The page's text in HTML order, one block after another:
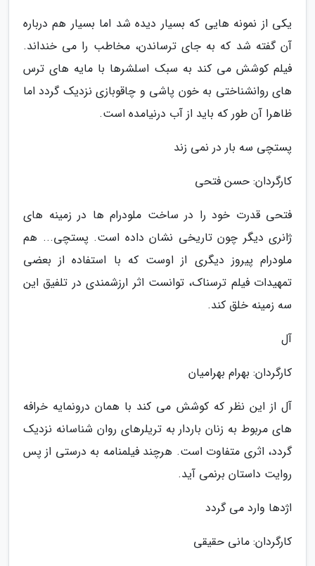
یکی از نمونه هایی که بسیار دیده شد اما بسیار هم درباره
آن گفته شد که به جای ترساندن، مخاطب را می خنداند.
فیلم کوشش می کند به سبک اسلشرها با مایه های ترس
های روانشناختی به خون پاشی و چاقوبازی نزدیک گردد اما
ظاهرا آن طور که باید از آب درنیامده است.
پستچی سه بار در نمی زند
کارگردان: حسن فتحی
فتحی قدرت خود را در ساخت ملودرام ها در زمینه های
ژانری دیگر چون تاریخی نشان داده است. پستچی... هم
ملودرام پیروز دیگری از اوست که با استفاده از بعضی
تمهیدات فیلم ترسناک، توانست اثر ارزشمندی در تلفیق این
سه زمینه خلق کند.
آل
کارگردان: بهرام بهرامیان
آل از این نظر که کوشش می کند با همان درونمایه خرافه
های مربوط به زنان باردار به تریلرهای روان شناسانه نزدیک
گردد، اثری متفاوت است. هرچند فیلمنامه به درستی از پس
روایت داستان برنمی آید.
اژدها وارد می گردد
کارگردان: مانی حقیقی